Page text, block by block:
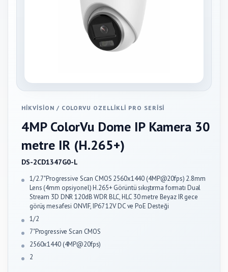
HIKVISION / COLORVU OZELLIKLI PRO SERISI
4MP ColorVu Dome IP Kamera 30
metre IR (H.265+)
DS-2CD1347G0-L
1/2.7"Progressive Scan CMOS 2560x1440 (4MP@20fps) 2.8mm
Lens (4mm opsiyonel) H.265+ Görüntü sıkıştırma formatı Dual
Stream 3D DNR 120dB WDR BLC, HLC 30 metre Beyaz IR gece
görüş mesafesi ONVIF, IP67 12V DC ve PoE Desteği
1/2
7"Progressive Scan CMOS
2560x1440 (4MP@20fps)
2